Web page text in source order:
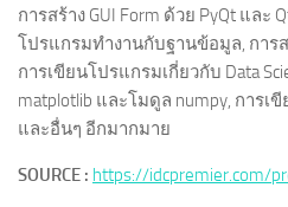
การสร้าง GUI Form ด้วย PyQt และ
โปรแกรมทำงานกับฐานข้อมูล, การส
การเขียนโปรแกรมเกี่ยวกับ Data
matplotlib และโมดูล numpy, การ
และอื่นๆ อีกมากมาย
SOURCE : https://idcpremier.com/